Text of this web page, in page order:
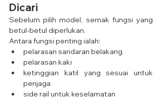
Dicari
Sebelum pilih model, semak fungsi yang
betul-betul diperlukan.
Antara fungsi penting ialah:
pelarasan sandaran belakang
pelarasan kaki
ketinggian katil yang sesuai untuk
penjaga
side rail untuk keselamatan